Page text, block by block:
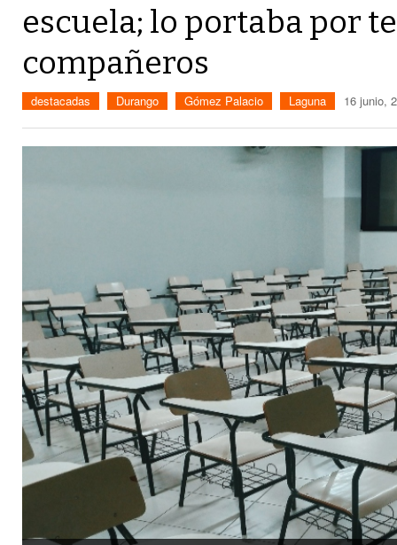
escuela; lo portaba por
compañeros
destacadas Durango Gómez Palacio Laguna 16 junio,